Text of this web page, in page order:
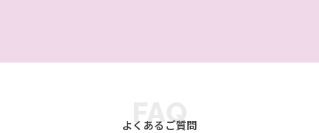
FAQ
よくあるご質問